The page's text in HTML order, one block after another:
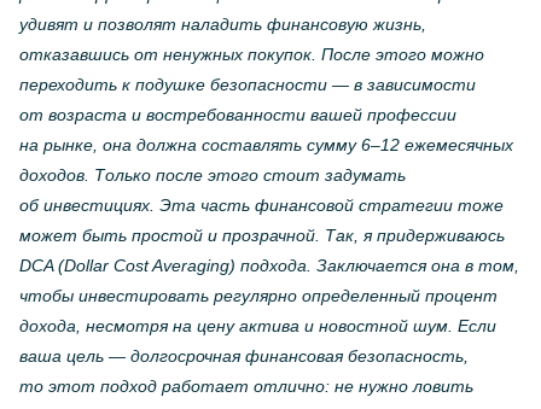
удивят и позволят наладить финансовую жизнь,
отказавшись от ненужных покупок. После этого можно
переходить к подушке безопасности — в зависимости
от возраста и востребованности вашей профессии
на рынке, она должна составлять сумму 6–12 ежемесячных
доходов. Только после этого стоит задумать
об инвестициях. Эта часть финансовой стратегии тоже
может быть простой и прозрачной. Так, я придерживаюсь
DCA (Dollar Cost Averaging) подхода. Заключается она в том,
чтобы инвестировать регулярно определенный процент
дохода, несмотря на цену актива и новостной шум. Если
ваша цель — долгосрочная финансовая безопасность,
то этот подход работает отлично: не нужно ловить